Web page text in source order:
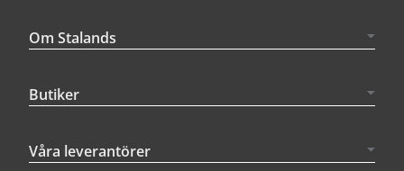
Om Stalands
Butiker
Våra leverantörer